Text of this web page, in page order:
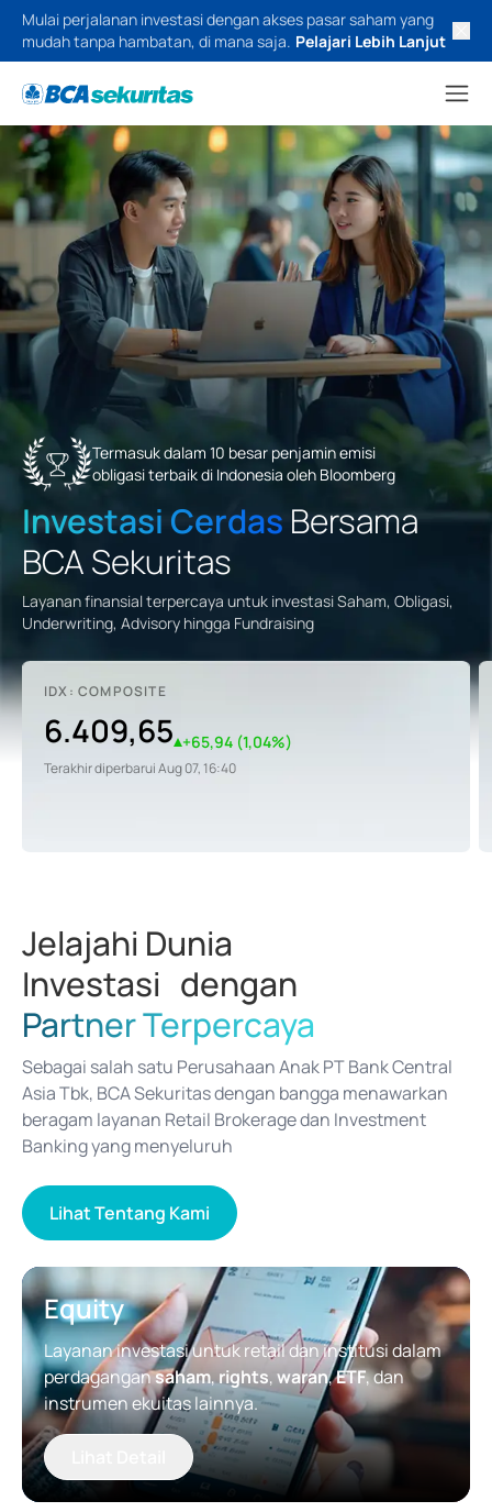
Mulai perjalanan investasi dengan akses pasar saham yang
mudah tanpa hambatan, di mana saja. Pelajari Lebih Lanjut
Termasuk dalam 10 besar penjamin emisi
obligasi terbaik di Indonesia oleh Bloomberg
Investasi Cerdas Bersama
BCA Sekuritas
Layanan finansial terpercaya untuk investasi Saham, Obligasi,
Underwriting, Advisory hingga Fundraising
IDX: COMPOSITE
6.409,65 +65,94 (1,04%)
Terakhir diperbaruiAug 07, 16:40
Jelajahi Dunia
Investasi dengan
Partner Terpercaya
Sebagai salah satu Perusahaan Anak PT Bank Central
Asia Tbk, BCA Sekuritas dengan bangga menawarkan
beragam layanan Retail Brokerage dan Investment
Banking yang menyeluruh
Lihat Tentang Kami
Equity
Layanan investasi untuk retail dan institusi dalam
perdagangansaham,rights,waran,ETF, dan
instrumen ekuitas lainnya.